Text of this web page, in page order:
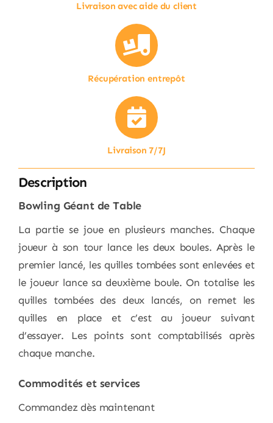
Livraison avec aide du client
Récupération entrepôt
Livraison 7/7J
Description
Bowling Géant de Table
La partie se joue en plusieurs manches. Chaque
joueur à son tour lance les deux boules. Après le
premier lancé, les quilles tombées sont enlevées et
le joueur lance sa deuxième boule. On totalise les
quilles tombées des deux lancés, on remet les
quilles en place et c’est au joueur suivant
d’essayer. Les points sont comptabilisés après
chaque manche.
Commodités et services
Commandez dès maintenant